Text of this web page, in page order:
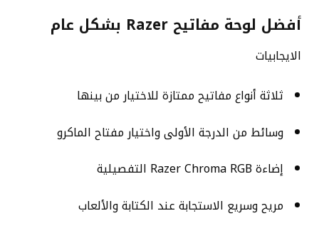
أفضل لوحة مفاتيح Razer بشكل عام
الايجابيات
ثلاثة أنواع مفاتيح ممتازة للاختيار من بينها
وسائط من الدرجة الأولى واختيار مفتاح الماكرو
إضاءة Razer Chroma RGB التفصيلية
مريح وسريع الاستجابة عند الكتابة والألعاب